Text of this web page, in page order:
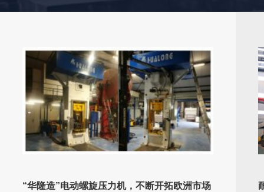
“华隆造”电动螺旋压力机，不断开拓欧洲市场